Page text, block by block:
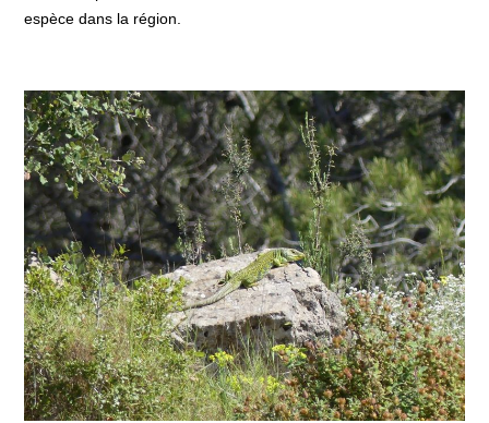
espèce dans la région.